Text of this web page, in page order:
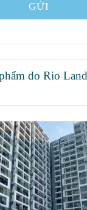
GỬI
do Rio